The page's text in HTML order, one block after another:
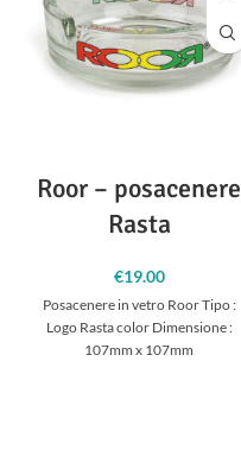
Roor – posacenere
Rasta
€19.00
Posacenere in vetro Roor Tipo :
Logo Rasta color Dimensione :
107mm x 107mm